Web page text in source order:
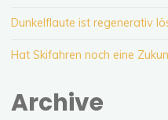
Dunkelflaute ist regenerativ
Hat Skifahren noch eine
Archive